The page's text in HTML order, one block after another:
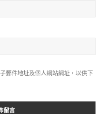
郵件地址及個人網站網址，以供下